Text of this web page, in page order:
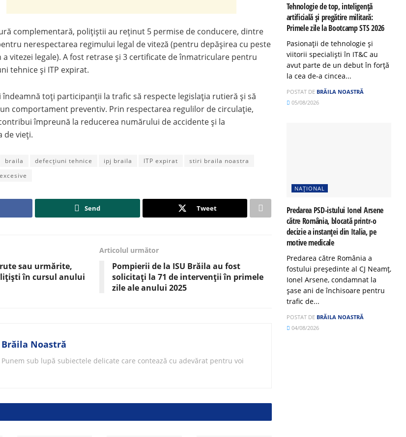
complementară, polițiștii au reținut 5 permise de conducere, dintre
nerespectarea regimului legal de viteză (pentru depășirea cu peste
a vitezei legale). A fost retrase și 3 certificate de înmatriculare pentru
tehnice și ITP expirat.
îndeamnă toți participanții la trafic să respecte legislația rutieră și să
comportament preventiv. Prin respectarea regulilor de circulație,
împreună la reducerea numărului de accidente și la
de vieți.
braila defecțiuni tehnice ipj braila ITP expirat
stiri braila noastra
Send Tweet
sau urmărite,
în cursul anului
Articolul următor
Pompierii de la ISU Brăila au fost
solicitați la 71 de intervenții în primele
zile ale anului 2025
Brăila Noastră
Punem sub lupă subiectele delicate care contează cu adevărat pentru voi
Tehnologie de top, inteligență
artificială și pregătire militară:
Primele zile la Bootcamp STS 2026
Pasionații de tehnologie și
viitorii specialiști în IT&C au
avut parte de un debut în forță
la cea de-a cincea...
POSTAT DE BRĂILA NOASTRĂ
05/08/2026
NAȚIONAL
Predarea PSD-istului Ionel Arsene
către România, blocată printr-o
decizie a instanței din Italia, pe
motive medicale
Predarea către România a
fostului președinte al CJ Neamț,
Ionel Arsene, condamnat la
șase ani de închisoare pentru
trafic de...
POSTAT DE BRĂILA NOASTRĂ
04/08/2026